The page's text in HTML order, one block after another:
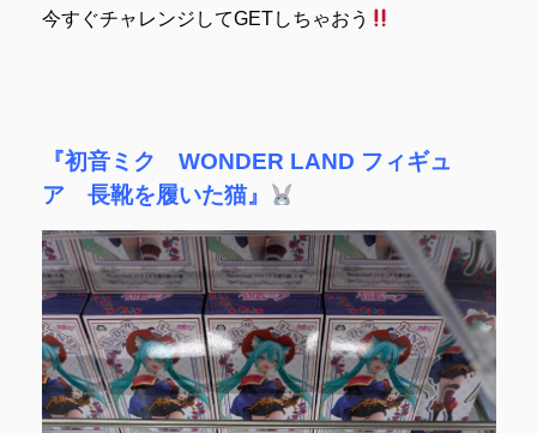
今すぐチャレンジしてGETしちゃおう
『初音ミク WONDER LAND フィギュ
ア 長靴を履いた猫』